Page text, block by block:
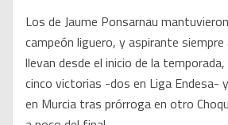
Los de Jaume Ponsarnau
campeón liguero, y aspirante
llevan desde el inicio de la
cinco victorias -dos en Liga Endesa-
en Murcia tras prórroga en otro